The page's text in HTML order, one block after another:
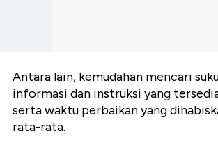
Antara lain, kemudahan mencari
informasi dan instruksi yang
serta waktu perbaikan yang
rata-rata.